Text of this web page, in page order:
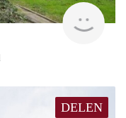
rent
DELEN